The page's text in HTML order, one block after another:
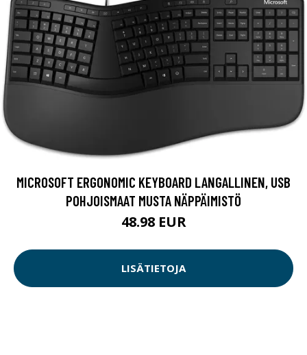
MICROSOFT ERGONOMIC KEYBOARD LANGALLINEN, USB
POHJOISMAAT MUSTA NÄPPÄIMISTÖ
48.98 EUR
LISÄTIETOJA